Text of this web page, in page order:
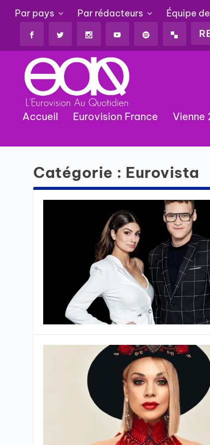
Par pays Par rédacteurs Équipe
Accueil Eurovision France Vienne
Catégorie : Eurovista